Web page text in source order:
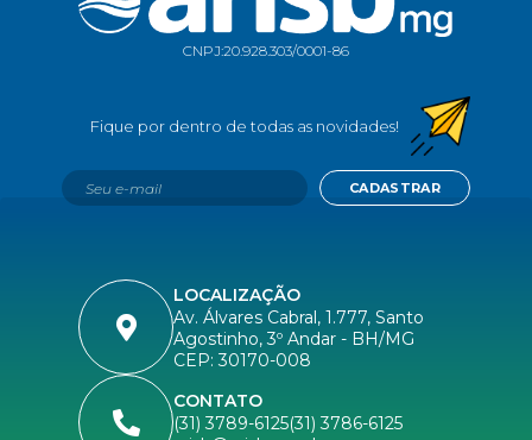
CNPJ:20.928.303/0001-86
LOCALIZAÇÃO
Av. Álvares Cabral, 1.777, Santo
Agostinho, 3º Andar - BH/MG
CEP: 30170-008
CONTATO
(31) 3789-6125(31) 3786-6125
CADASTRAR